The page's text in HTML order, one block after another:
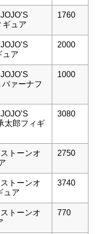
ギュア
1760
ュア
2000
ァーナフ
1000
太郎フィギ
3080
トーンオ
2750
トーンオ
ュア
3740
トーンオ
770